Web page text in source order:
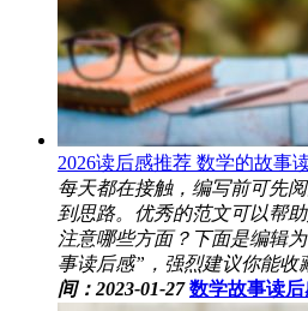
2026读后感推荐 数学的故事
每天都在接触，编写前可先
到思路。优秀的范文可以帮
注意哪些方面？下面是编辑
事读后感”，强烈建议你能收
间：2023-01-27 数学故事读后